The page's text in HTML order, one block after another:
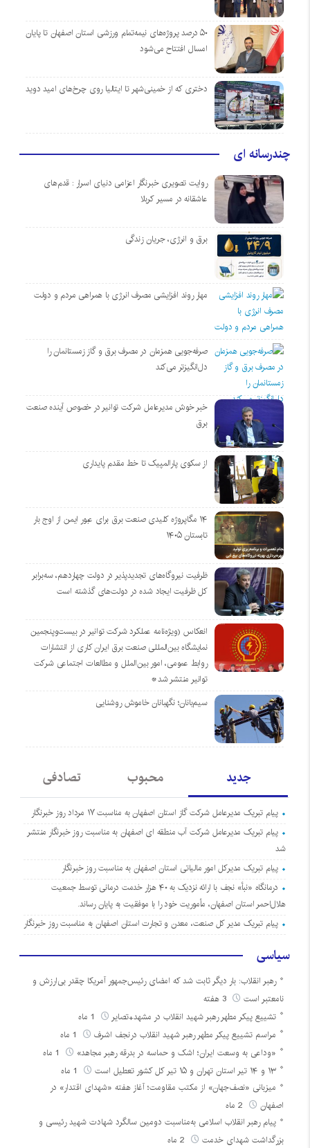
۵۰ درصد پروژه‌های نیمه‌تمام ورزشی استان اصفهان تا پایان
امسال افتتاح می‌شود
دختری که از خمینی‌شهر تا ایتالیا روی چرخ‌های امید دوید
چندرسانه ای
روایت تصویری خبرنگار اعزامی دنیای اسرار : قدم‌های
عاشقانه در مسیر کربلا
برق و انرژی، جریان زندگی
مهار روند افزایشی مصرف انرژی با همراهی مردم و دولت
صرفه‌جویی همزمان در مصرف برق و گاز زمستانمان را
دل‌انگیزتر می‌کند
خبر خوش مدیرعامل شرکت توانیر در خصوص آینده صنعت
برق
از سکوی پارالمپیک تا خط مقدم پایداری
۱۴ مگاپروژه‌ کلیدی صنعت برق برای عبور ایمن از اوج بار
تابستان ۱۴۰۵
ظرفیت نیروگاه‌های تجدیدپذیر در دولت چهاردهم، سه‌برابر
کل ظرفیت ایجاد شده در دولت‌های گذشته است
انعکاس (ویژه‌نامه عملکرد شرکت توانیر در بیست‌وپنجمین
نمایشگاه بین‌المللی صنعت برق ایران کاری از انتشارات
روابط عمومی، امور بین‌الملل و مطالعات اجتماعی شرکت
توانیر منتشر شد*
سیم‌بانان؛ نگهبانان خاموش روشنایی
جدید محبوب تصادفی
پیام تبریک مدیرعامل شرکت گاز استان اصفهان به مناسبت ۱۷ مرداد روز خبرنگار
پیام تبریک مدیرعامل شرکت آب منطقه ای اصفهان به مناسبت روز خبرنگار منتشر
شد
پیام تبریک مدیرکل امور مالیاتی استان اصفهان به مناسبت روز خبرنگار
درمانگاه «نبأ» نجف با ارائه نزدیک به ۴۰ هزار خدمت درمانی توسط جمعیت
هلال‌احمر استان اصفهان، مأموریت خود را با موفقیت به پایان رساند.
پیام تبریک مدیر کل صنعت، معدن و تجارت استان اصفهان به مناسبت روز خبرنگار
سیاسی
رهبر انقلاب: بار دیگر ثابت شد که امضای رئیس‌جمهور آمریکا چقدر بی‌ارزش و
نامعتبر است
3 هفته
تشییع پیکر مطهر رهبر شهید انقلاب در مشهد+تصایر
مراسم تشییع پیکر مطهر رهبر شهید انقلاب درنجف اشرف
«وداعی به وسعت ایران؛ اشک و حماسه در بدرقه رهبر مجاهد»
۱۳ و ۱۴ تیر استان تهران و ۱۵ تیر کل کشور تعطیل است
میزبانی «نصف‌جهان» از مکتب مقاومت؛ آغاز هفته «شهدای اقتدار» در
اصفهان
پیام رهبر انقلاب اسلامی به‌مناسبت دومین سالگرد شهادت شهید رئیسی و
بزرگداشت شهدای خدمت